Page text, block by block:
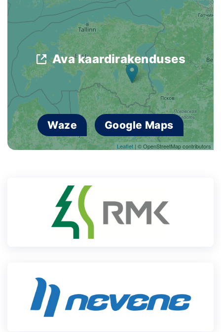
OTSI
Leaflet | © OpenStreetMap contributors
Ava kaardirakenduses
Waze Google Maps